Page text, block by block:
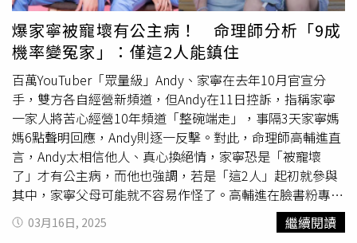
成就了現在的他們，現在要用超近距離分享給入場觀眾。延
續2023前版《喜劇黨不住》的投票環節，這次大改版再加
碼互動，讓觀眾決定台上四位演員的生死去留！「
驚見網紅」、「Andy家寧分手事件」、「網紅錫蘭開
噴」、「分手擂台再現」、「海外招生」等多項時事串場，
更新到演出前、考驗觀眾資訊是不是慢半拍！四位演員各出
奇招催票，邀觀眾拿手機掃碼即時投，觀眾的一票決定他們
的命運。《喜劇擋不住—校狗也在逃？！》由全民大劇團推
出，龍龍、木星、黃逸豪、呂紹齊出演，3月28日～3月30
日於水源劇場共四個場次。購票請上opentix兩廳院系統。
演出讓觀眾決定台上四位演員的生死去留。（圖／全民大劇
團提供）
爆家寧被寵壞有公主病！ 命理師分析「9成
機率變冤家」：僅這2人能鎮住
百萬YouTuber「眾量級」Andy、家寧在去年10月官宣分
手，雙方各自經營新頻道，但Andy在11日控訴，指稱家寧
一家人將苦心經營10年頻道「整碗端走」，事隔3天家寧媽
媽6點聲明回應，Andy則逐一反擊。對此，命理師高輔進直
言，Andy太相信他人、真心換絕情，家寧恐是「被寵壞
了」才有公主病，而他也強調，若是「這2人」起初就參與
其中，家寧父母可能就不容易作怪了。高輔進在臉書粉專
「科學的玄學 高輔進 官網」發文表示，從易經生肖姓名學
來看，Andy老師是難得具有「孝子」情節性格的人格特
03月16日, 2025 繼續閱讀